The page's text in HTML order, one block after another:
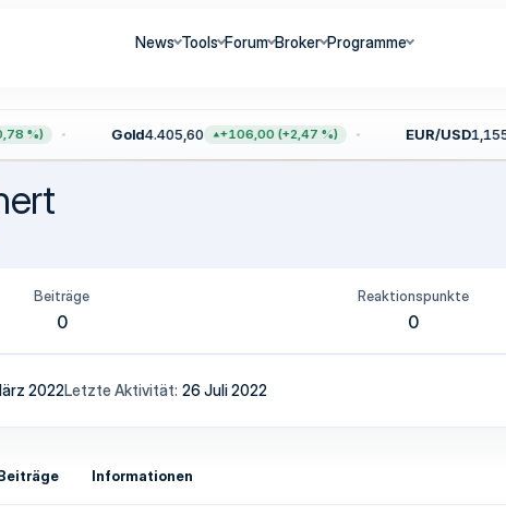
News Tools Forum Broker Programme
%) Gold4.405,60 +106,00 (+2,47 %) EUR/USD1,1551
Beiträge
0
Reaktionspunkte
0
2022Letzte Aktivität 26 Juli 2022
Informationen